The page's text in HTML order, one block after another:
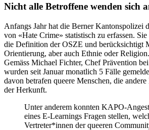
Nicht alle Betroffene wenden sich
Anfangs Jahr hat die Berner Kantonspolizei
von «Hate Crime» statistisch zu erfassen.
die Definition der OSZE und berücksichtigt
Orientierung, aber auch Ethnie oder Religion.
Gemäss Michael Fichter, Chef Prävention
wurden seit Januar monatlich 5 Fälle
davon betrafen queere Menschen, die
der Herkunft.
Unter anderem konnten KAPO-
eines E-Learnings Fragen stellen,
Vertreter*innen der queeren